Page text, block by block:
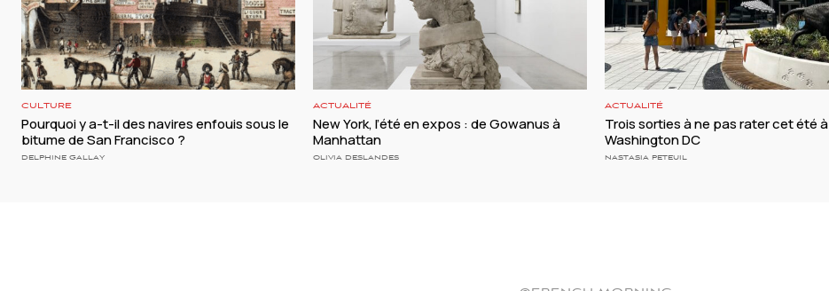
CULTURE
Pourquoi y a-t-il des navires enfouis sous le
bitume de San Francisco ?
DELPHINE GALLAY
ACTUALITÉ
New York, l’été en expos : de Gowanus à
Manhattan
OLIVIA DESLANDES
ACTUALITÉ
Trois sorties à ne pas rater cet été à
Washington DC
NASTASIA PETEUIL